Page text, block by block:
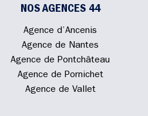
NOS AGENCES 44
Agence d’Ancenis
Agence de Nantes
Agence de Pontchâteau
Agence de Pornichet
Agence de Vallet